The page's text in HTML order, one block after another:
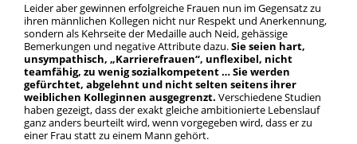
Leider aber gewinnen erfolgreiche Frauen nun im Gegensatz zu
ihren männlichen Kollegen nicht nur Respekt und Anerkennung,
sondern als Kehrseite der Medaille auch Neid, gehässige
Bemerkungen und negative Attribute dazu.Sie seien hart,
unsympathisch, „Karrierefrauen“, unflexibel, nicht
teamfähig, zu wenig sozialkompetent … Sie werden
gefürchtet, abgelehnt und nicht selten seitens ihrer
weiblichen Kolleginnen ausgegrenzt. Verschiedene Studien
haben gezeigt, dass der exakt gleiche ambitionierte Lebenslauf
ganz anders beurteilt wird, wenn vorgegeben wird, dass er zu
einer Frau statt zu einem Mann gehört.